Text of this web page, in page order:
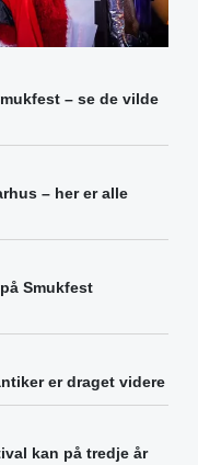
– se de vilde
– her er alle
Smukfest
er draget videre
kan på tredje år